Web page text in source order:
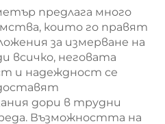
предлага много
които го правят
за измерване на
всичко, неговата
и надеждност се
дори в трудни
Възможността на